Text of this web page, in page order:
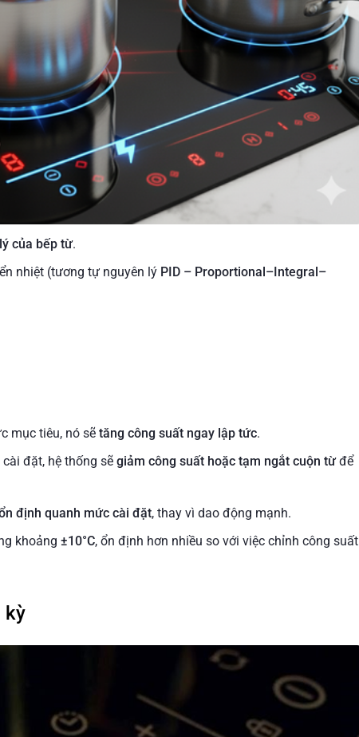
của bếp từ.
nhiệt (tương tự nguyên lý PID – Proportional–Integral–
mục tiêu, nó sẽ tăng công suất ngay lập tức.
đặt, hệ thống sẽ giảm công suất hoặc tạm ngắt cuộn từđể
định quanh mức cài đặt, thay vì dao động mạnh.
khoảng ±10°C, ổn định hơn nhiều so với việc chỉnh công suất
kỳ